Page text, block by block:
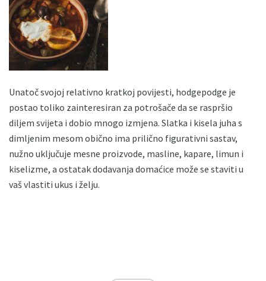
Unatoč svojoj relativno kratkoj povijesti, hodgepodge je
postao toliko zainteresiran za potrošače da se raspršio
diljem svijeta i dobio mnogo izmjena. Slatka i kisela juha s
dimljenim mesom obično ima prilično figurativni sastav,
nužno uključuje mesne proizvode, masline, kapare, limun i
kiselizme, a ostatak dodavanja domaćice može se staviti u
vaš vlastiti ukus i želju.